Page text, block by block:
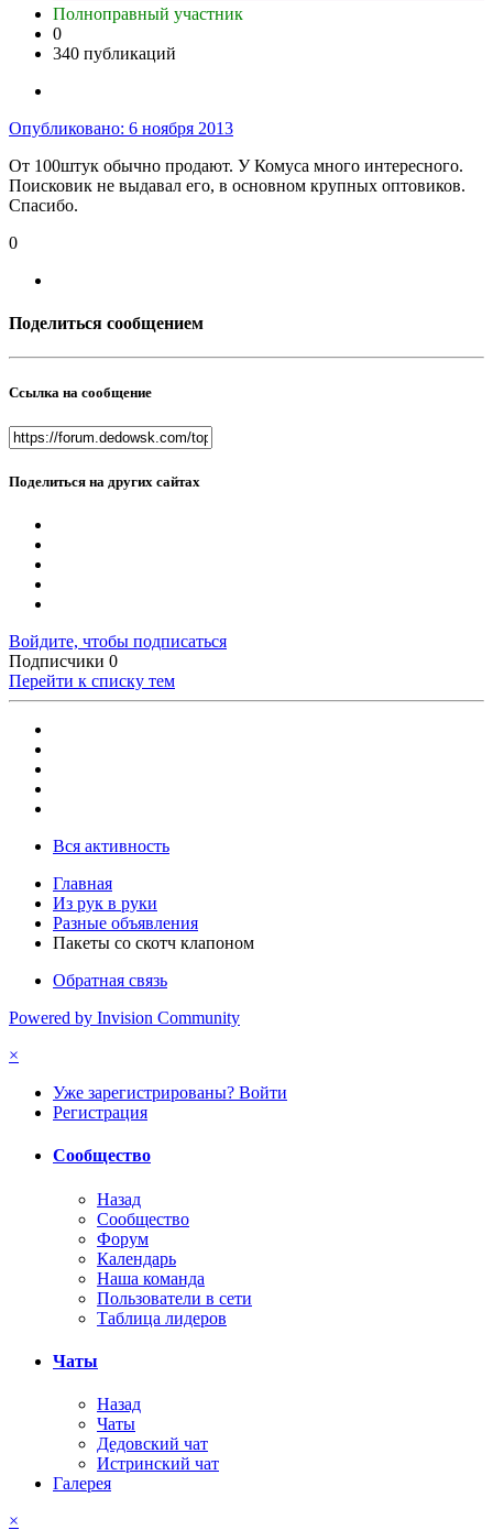
Полноправный участник
0
340 публикаций
Опубликовано: 6 ноября 2013
От 100штук обычно продают. У Комуса много интересного.
Поисковик не выдавал его, в основном крупных оптовиков.
Спасибо.
0
Поделиться сообщением
Ссылка на сообщение
Поделиться на других сайтах
Войдите, чтобы подписаться
Подписчики 0
Перейти к списку тем
Вся активность
Главная
Из рук в руки
Разные объявления
Пакеты со скотч клапоном
Обратная связь
Powered by Invision Community
×
Уже зарегистрированы? Войти
Регистрация
Сообщество
Назад
Сообщество
Форум
Календарь
Наша команда
Пользователи в сети
Таблица лидеров
Чаты
Назад
Чаты
Дедовский чат
Истринский чат
Галерея
×